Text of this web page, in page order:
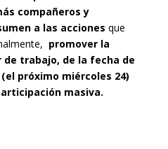
compañeros y
a las acciones que
promover la
trabajo, de la fecha de
próximo miércoles 24)
masiva.